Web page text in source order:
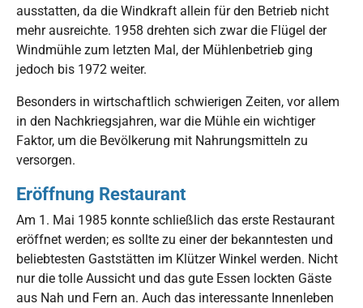
ausstatten, da die Windkraft allein für den Betrieb nicht
mehr ausreichte. 1958 drehten sich zwar die Flügel der
Windmühle zum letzten Mal, der Mühlenbetrieb ging
jedoch bis 1972 weiter.
Besonders in wirtschaftlich schwierigen Zeiten, vor allem
in den Nachkriegsjahren, war die Mühle ein wichtiger
Faktor, um die Bevölkerung mit Nahrungsmitteln zu
versorgen.
Eröffnung Restaurant
Am 1. Mai 1985 konnte schließlich das erste Restaurant
eröffnet werden; es sollte zu einer der bekanntesten und
beliebtesten Gaststätten im Klützer Winkel werden. Nicht
nur die tolle Aussicht und das gute Essen lockten Gäste
aus Nah und Fern an. Auch das interessante Innenleben